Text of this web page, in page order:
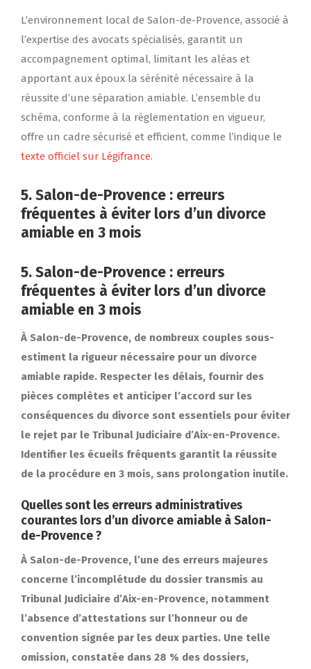
L’environnement local de Salon-de-Provence, associé à
l’expertise des avocats spécialisés, garantit un
accompagnement optimal, limitant les aléas et
apportant aux époux la sérénité nécessaire à la
réussite d’une séparation amiable. L’ensemble du
schéma, conforme à la réglementation en vigueur,
offre un cadre sécurisé et efficient, comme l’indique le
texte officiel sur Légifrance.
5. Salon-de-Provence : erreurs
fréquentes à éviter lors d’un divorce
amiable en 3 mois
5. Salon-de-Provence : erreurs
fréquentes à éviter lors d’un divorce
amiable en 3 mois
À Salon-de-Provence, de nombreux couples sous-
estiment la rigueur nécessaire pour un divorce
amiable rapide. Respecter les délais, fournir des
pièces complètes et anticiper l’accord sur les
conséquences du divorce sont essentiels pour éviter
le rejet par le Tribunal Judiciaire d’Aix-en-Provence.
Identifier les écueils fréquents garantit la réussite
de la procédure en 3 mois, sans prolongation inutile.
Quelles sont les erreurs administratives
courantes lors d’un divorce amiable à Salon-
de-Provence ?
À Salon-de-Provence, l’une des erreurs majeures
concerne l’incomplétude du dossier transmis au
Tribunal Judiciaire d’Aix-en-Provence, notamment
l’absence d’attestations sur l’honneur ou de
convention signée par les deux parties. Une telle
omission, constatée dans 28 % des dossiers,